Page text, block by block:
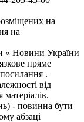
на
на
« Новини України
пряме
.
від
- повинна бути
абзаці